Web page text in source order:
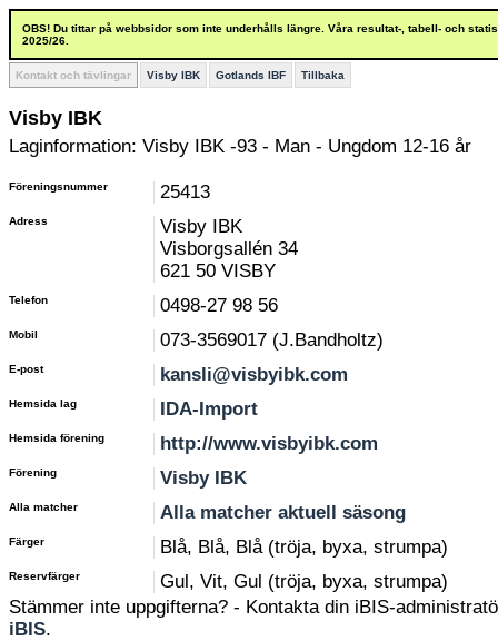
OBS! Du tittar på webbsidor som inte underhålls längre. Våra resultat-, tabell- och
2025/26.
Kontakt och tävlingar Visby IBK Gotlands IBF Tillbaka
Visby IBK
Laginformation: Visby IBK -93 - Man - Ungdom 12-16 år
Föreningsnummer 25413
Adress
Visby IBK
Visborgsallén 34
621 50 VISBY
Telefon 0498-27 98 56
Mobil 073-3569017 (J.Bandholtz)
E-post kansli@visbyibk.com
Hemsida lag IDA-Import
Hemsida förening http://www.visbyibk.com
Förening Visby IBK
Alla matcher Alla matcher aktuell säsong
Färger Blå, Blå, Blå (tröja, byxa, strumpa)
Reservfärger
Gul, Vit, Gul (tröja, byxa, strumpa)
Stämmer inte uppgifterna? - Kontakta din iBIS-
iBIS.